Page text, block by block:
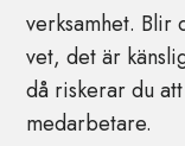
verksamhet. Blir
vet, det är
då riskerar du
medarbetare.